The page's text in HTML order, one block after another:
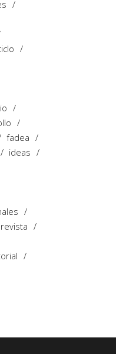
fadea
ideas
revista